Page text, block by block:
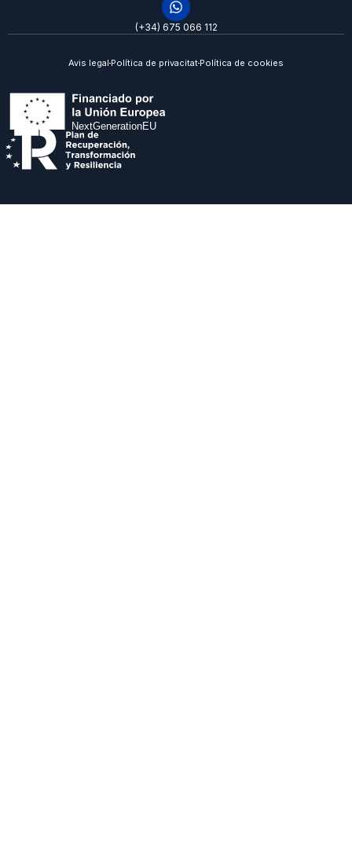
(+34) 675 066 112
Avis legal Política de privacitat Política de cookies
NextGenerationEU